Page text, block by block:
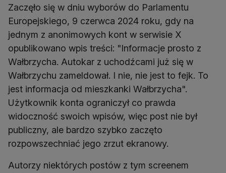
Zaczęło się w dniu wyborów do Parlamentu
Europejskiego, 9 czerwca 2024 roku, gdy na
jednym z anonimowych kont w serwisie X
opublikowano wpis treści: "Informacje prosto z
Wałbrzycha. Autokar z uchodźcami już się w
Wałbrzychu zameldował. I nie, nie jest to fejk. To
jest informacja od mieszkanki Wałbrzycha".
Użytkownik konta ograniczył co prawda
widoczność swoich wpisów, więc post nie był
publiczny, ale bardzo szybko zaczęto
rozpowszechniać jego zrzut ekranowy.
Autorzy niektórych postów z tym screenem